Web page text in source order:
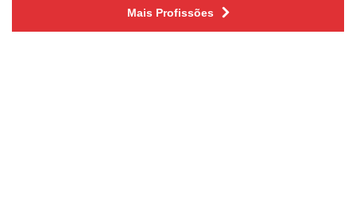
Mais Profissões